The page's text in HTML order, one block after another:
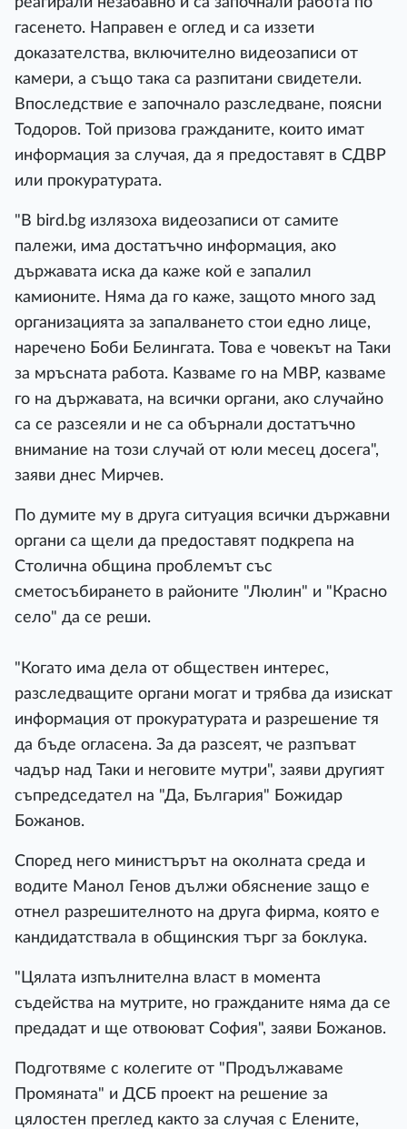
гасенето. Направен е оглед и са иззети
доказателства, включително видеозаписи от
камери, а също така са разпитани свидетели.
Впоследствие е започнало разследване, поясни
Тодоров. Той призова гражданите, които имат
информация за случая, да я предоставят в СДВР
или прокуратурата.
"В bird.bg излязоха видеозаписи от самите
палежи, има достатъчно информация, ако
държавата иска да каже кой е запалил
камионите. Няма да го каже, защото много зад
организацията за запалването стои едно лице,
наречено Боби Белингата. Това е човекът на Таки
за мръсната работа. Казваме го на МВР, казваме
го на държавата, на всички органи, ако случайно
са се разсеяли и не са обърнали достатъчно
внимание на този случай от юли месец досега",
заяви днес Мирчев.
По думите му в друга ситуация всички държавни
органи са щели да предоставят подкрепа на
Столична община проблемът със
сметосъбирането в районите "Люлин" и "Красно
село" да се реши.
"Когато има дела от обществен интерес,
разследващите органи могат и трябва да изискат
информация от прокуратурата и разрешение тя
да бъде огласена. За да разсеят, че разпъват
чадър над Таки и неговите мутри", заяви другият
съпредседател на "Да, България" Божидар
Божанов.
Според него министърът на околната среда и
водите Манол Генов дължи обяснение защо е
отнел разрешителното на друга фирма, която е
кандидатствала в общинския търг за боклука.
"Цялата изпълнителна власт в момента
съдейства на мутрите, но гражданите няма да се
предадат и ще отвоюват София", заяви Божанов.
Подготвяме с колегите от "Продължаваме
Промяната" и ДСБ проект на решение за
цялостен преглед както за случая с Елените,